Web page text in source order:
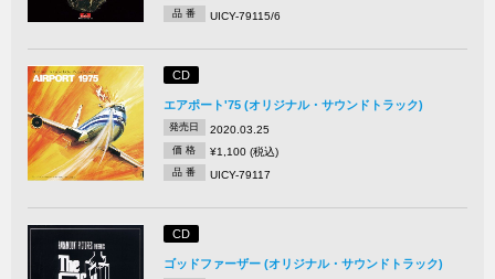
品 番 UICY-79115/6
CD
エアポート'75 (オリジナル・サウンドトラック)
発売日 2020.03.25
価 格 ¥1,100 (税込)
品 番 UICY-79117
CD
ゴッドファーザー (オリジナル・サウンドトラック)